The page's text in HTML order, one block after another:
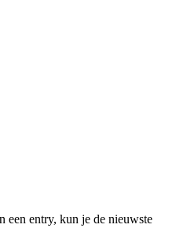
een entry, kun je de nieuwste